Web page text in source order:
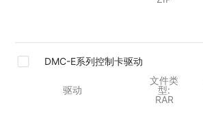
DMC-E系列控制卡驱动
驱动
文件类
型:
RAR